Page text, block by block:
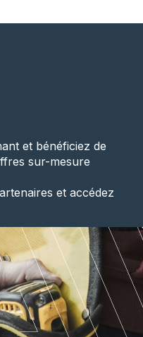
et bénéficiez de
sur-mesure
et accédez